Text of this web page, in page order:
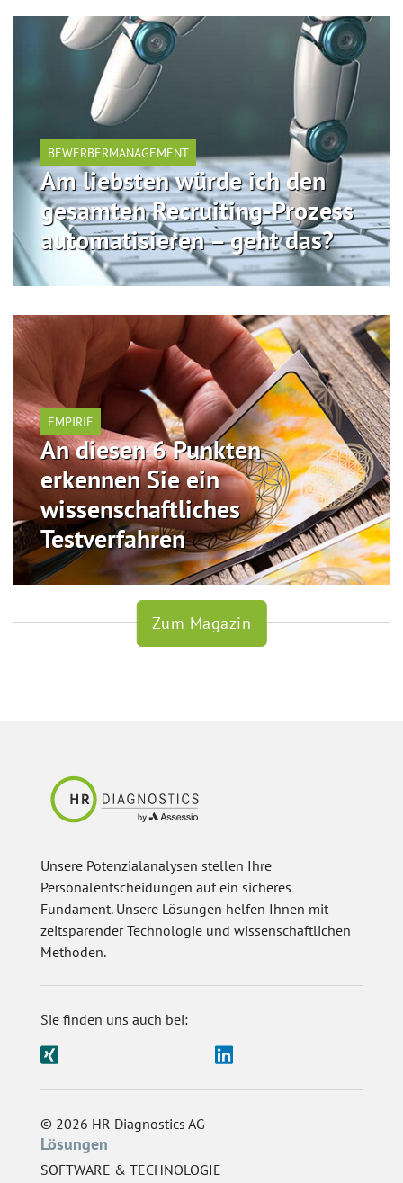
BEWERBERMANAGEMENT
Am liebsten würde ich den
gesamten Recruiting-Prozess
automatisieren – geht das?
EMPIRIE
An diesen 6 Punkten
erkennen Sie ein
wissenschaftliches
Testverfahren
Zum Magazin
Unsere Potenzialanalysen stellen Ihre
Personalentscheidungen auf ein sicheres
Fundament. Unsere Lösungen helfen Ihnen mit
zeitsparender Technologie und wissenschaftlichen
Methoden.
Sie finden uns auch bei:
© 2026 HR Diagnostics AG
Lösungen
SOFTWARE & TECHNOLOGIE